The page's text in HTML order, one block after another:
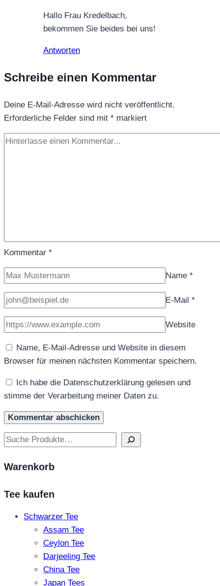
Hallo Frau Kredelbach,
bekommen Sie beides bei uns!
Antworten
Schreibe einen Kommentar
Deine E-Mail-Adresse wird nicht veröffentlicht.
Erforderliche Felder sind mit * markiert
Kommentar *
Name *
E-Mail *
Website
Name, E-Mail-Adresse und Website in diesem
Browser für meinen nächsten Kommentar speichern.
Ich habe die Datenschutzerklärung gelesen und
stimme der Verarbeitung meiner Daten zu.
Suchen
Warenkorb
Tee kaufen
Schwarzer Tee
Assam Tee
Ceylon Tee
Darjeeling Tee
China Tee
Japan Tees